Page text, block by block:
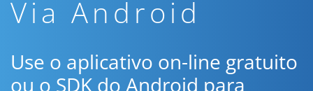
Via Android
Use o aplicativo on-line gratuito
ou o SDK do Android para